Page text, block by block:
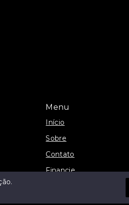
Menu
Início
Sobre
Contato
Financie